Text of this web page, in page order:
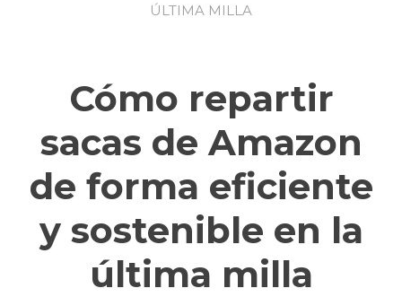
ÚLTIMA MILLA
Cómo repartir
sacas de Amazon
de forma eficiente
y sostenible en la
última milla